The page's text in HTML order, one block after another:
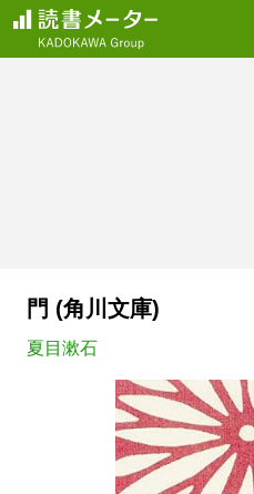
門 (角川文庫)
夏目漱石